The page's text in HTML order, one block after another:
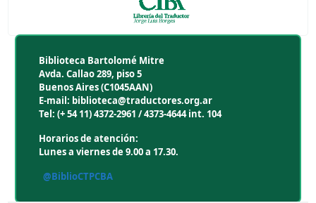
Biblioteca Bartolomé Mitre
Avda. Callao 289, piso 5
Buenos Aires (C1045AAN)
E-mail: biblioteca@traductores.org.ar
Tel: (+ 54 11) 4372-2961 / 4373-4644 int. 104
Horarios de atención:
Lunes a viernes de 9.00 a 17.30.
@BiblioCTPCBA